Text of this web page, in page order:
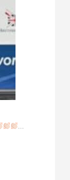
...